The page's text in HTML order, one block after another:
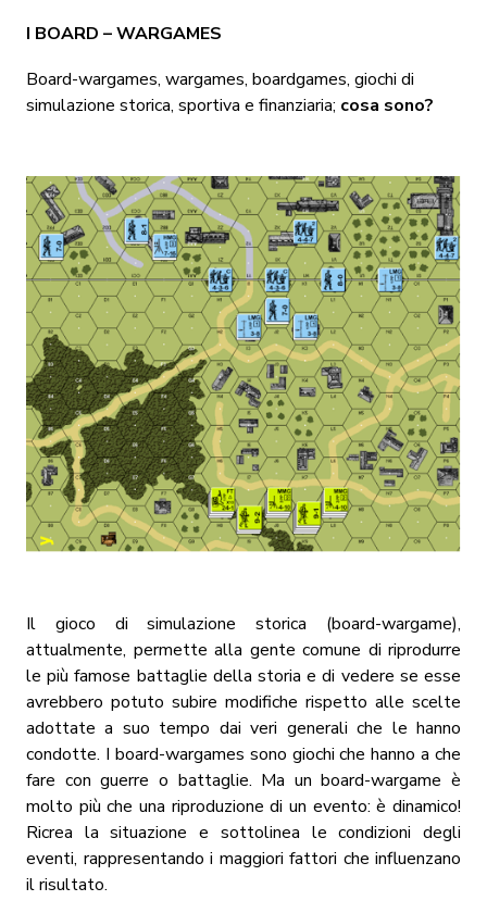
I BOARD – WARGAMES
Board-wargames, wargames, boardgames, giochi di
simulazione storica, sportiva e finanziaria; cosa sono?
Il gioco di simulazione storica (board-wargame),
attualmente, permette alla gente comune di riprodurre
le più famose battaglie della storia e di vedere se esse
avrebbero potuto subire modifiche rispetto alle scelte
adottate a suo tempo dai veri generali che le hanno
condotte. I board-wargames sono giochi che hanno a che
fare con guerre o battaglie. Ma un board-wargame è
molto più che una riproduzione di un evento: è dinamico!
Ricrea la situazione e sottolinea lecondizioni degli
eventi, rappresentando i maggiori fattori che influenzano
il risultato.